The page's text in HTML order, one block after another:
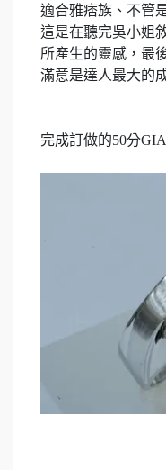
適合雅痞族、不管
這是在聽完吳小姐
所產生的靈感，最
滿意是達人最大的
完成訂做的50分GIA